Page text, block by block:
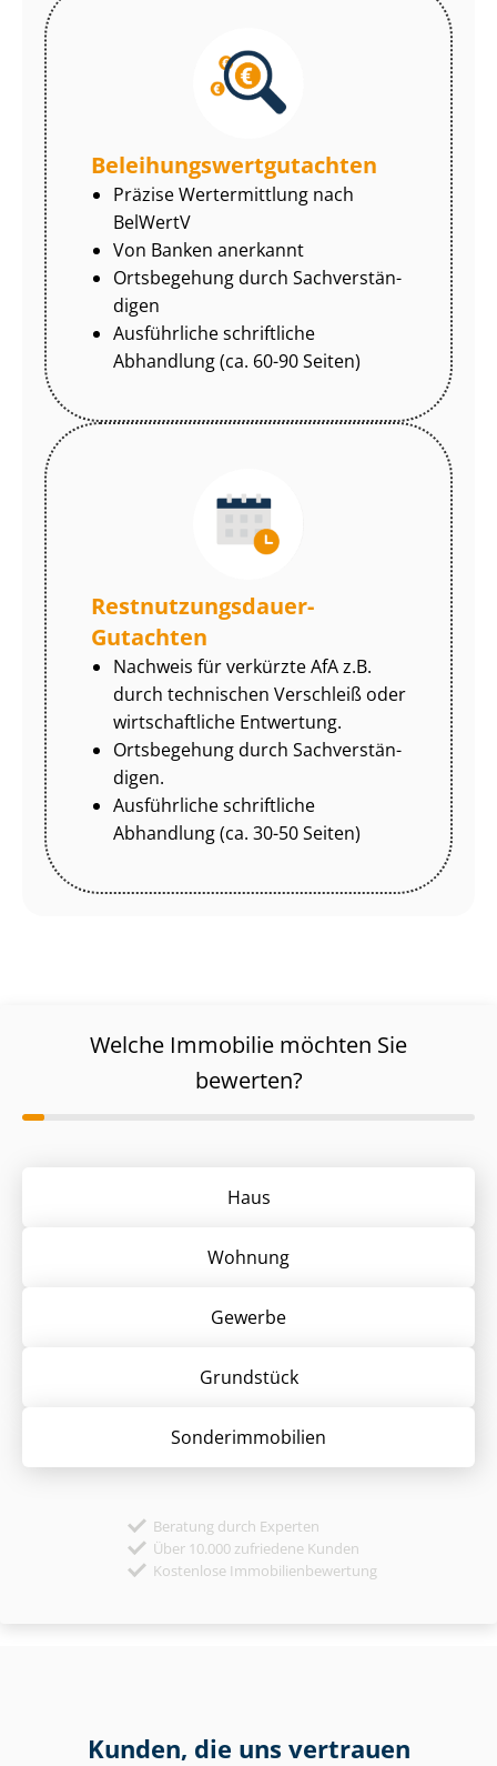
Be­lei­hungs­wert­gut­ach­ten
Präzise Wertermittlung nach
BelWertV
Von Banken anerkannt
Ortsbegehung durch Sach­ver­stän­
di­gen
Ausführliche schriftliche
Abhandlung (ca. 60-90 Seiten)
Rest­nut­zungs­dau­er-
Gutachten
Nachweis für verkürzte AfA z.B.
durch technischen Verschleiß oder
wirtschaftliche Entwertung.
Ortsbegehung durch Sach­ver­stän­
di­gen.
Ausführliche schriftliche
Abhandlung (ca. 30-50 Seiten)
Welche Immobilie möchten Sie
bewerten?
Haus
Wohnung
Gewerbe
Grund­stück
Sonder­immobilien
Beratung durch Experten
Über 10.000 zufriedene Kunden
Kostenlose Immobilienbewertung
Kunden, die uns vertrauen